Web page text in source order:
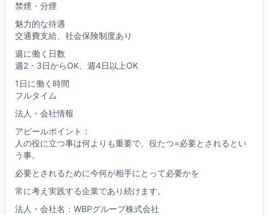
禁煙・分煙
魅力的な待遇
交通費支給、社会保険制度あり
週に働く日数
週2・3日からOK、週4日以上OK
1日に働く時間
フルタイム
法人・会社情報
アピールポイント：
人の役に立つ事は何よりも重要で、役たつ=必要とされるとい
う事。
必要とされるために今何が相手にとって必要かを
常に考え実践する企業であり続けます。
法人・会社名：WBPグループ株式会社